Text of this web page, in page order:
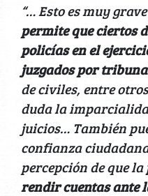
“… Esto es muy
permite que ciertos
policías en el
juzgados por
de civiles, entre
duda la
juicios… También
confianza
percepción de que la
rendir cuentas ante